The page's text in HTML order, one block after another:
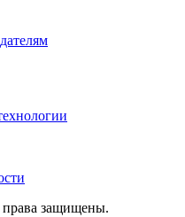
права защищены.